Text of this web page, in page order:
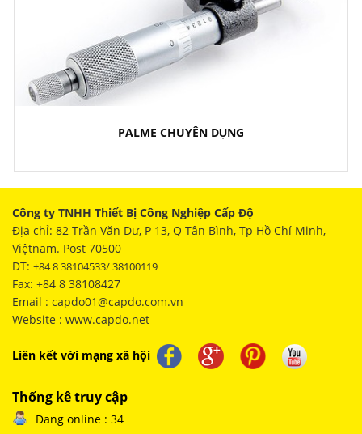
PALME CHUYÊN DỤNG
Công ty TNHH Thiết Bị Công Nghiệp Cấp Độ
Địa chỉ: 82 Trần Văn Dư, P 13, Q Tân Bình, Tp Hồ Chí Minh,
Việtnam. Post 70500
ĐT: +84 8 38104533/ 38100119
Fax: +84 8 38108427
Email : capdo01@capdo.com.vn
Website : www.capdo.net
Liên kết với mạng xã hội
Thống kê truy cập
Đang online : 34